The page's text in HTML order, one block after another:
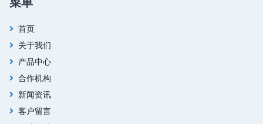
首页
关于我们
产品中心
合作机构
新闻资讯
客户留言